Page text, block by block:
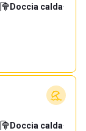
Doccia calda·
Doccia calda·